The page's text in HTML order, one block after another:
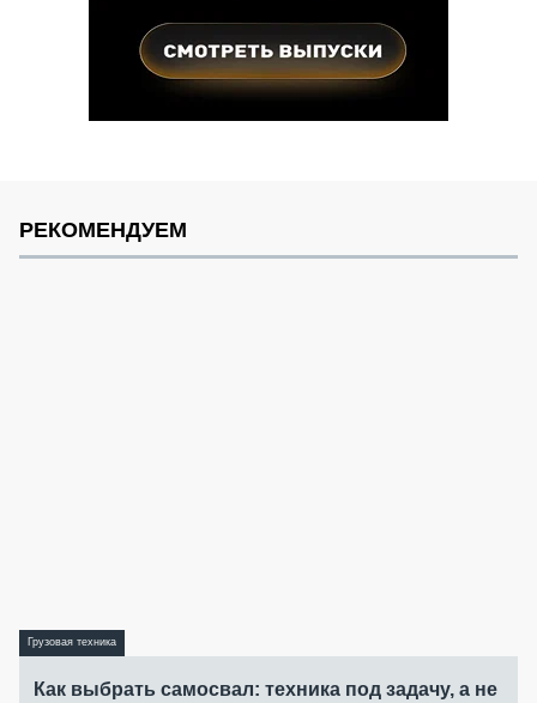
РЕКОМЕНДУЕМ
Грузовая техника
Как выбрать самосвал: техника под задачу, а не